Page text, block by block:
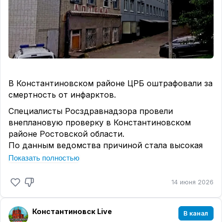
В Константиновском районе ЦРБ оштрафовали за
смертность от инфарктов.
Специалисты Росздравнадзора провели
внеплановую проверку в Константиновском
районе Ростовской области.
По данным ведомства причиной стала высокая
смертность пациентов с инфарктами и
Выяснилось, что в реанимации отсутствовало
В отделениях анестезиологии и реанимации не
хватало специальных приспособлений для
Показать полностью
14 июня 2026
Константиновск Live В канал